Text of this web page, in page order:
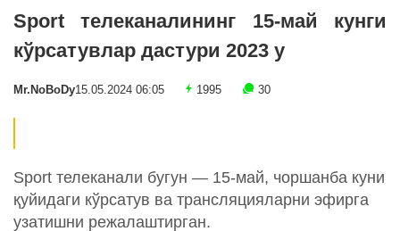
Sport телеканалининг 15-май кунги
кўрсатувлар дастури 2023 y
Mr.NoBoDy15.05.2024 06:05 1995 30
Sport телеканали бугун — 15-май, чоршанба куни
қуйидаги кўрсатув ва трансляцияларни эфирга
узатишни режалаштирган.